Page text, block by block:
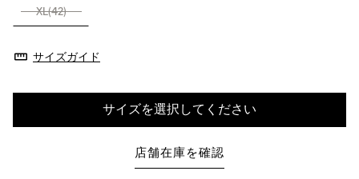
XL(42)
サイズガイド
サイズを選択してください
店舗在庫を確認